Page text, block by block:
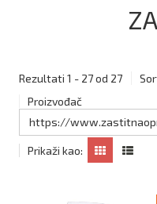
Rezultati 1 - 27 od 27
Proizvođač
https://
Prikaži kao: